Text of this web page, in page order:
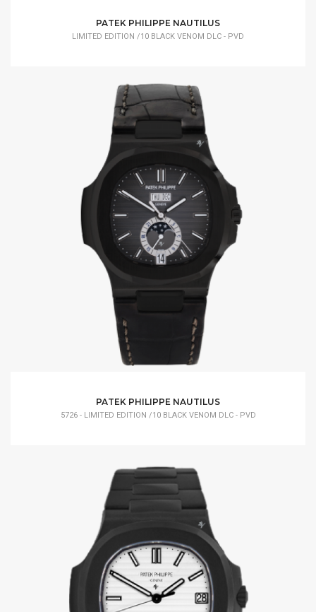
PATEK PHILIPPE NAUTILUS
LIMITED EDITION /10 BLACK VENOM DLC - PVD
PATEK PHILIPPE NAUTILUS
5726 - LIMITED EDITION /10 BLACK VENOM DLC - PVD